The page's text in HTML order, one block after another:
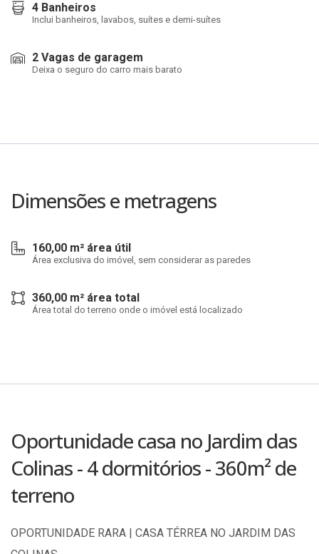
4 Banheiros
Inclui banheiros, lavabos, suítes e demi-suítes
2 Vagas de garagem
Deixa o seguro do carro mais barato
Dimensões e metragens
160,00 m² área útil
Área exclusiva do imóvel, sem considerar as paredes
360,00 m² área total
Área total do terreno onde o imóvel está localizado
Oportunidade casa no Jardim das
Colinas - 4 dormitórios - 360m² de
terreno
OPORTUNIDADE RARA | CASA TÉRREA NO JARDIM DAS